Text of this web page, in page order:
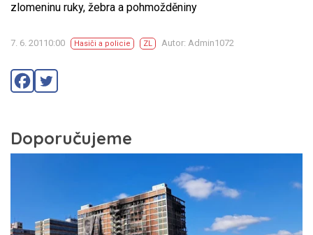
zlomeninu ruky, žebra a pohmožděniny
7. 6. 20110:00 Hasiči a policie ZL Autor: Admin1072